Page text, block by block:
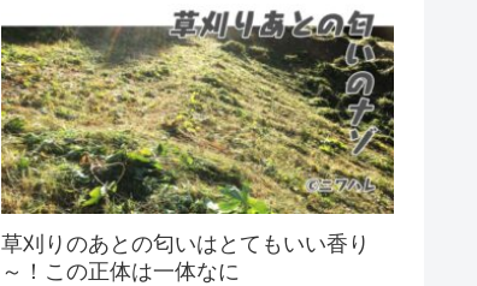
草刈りのあとの匂いはとてもいい香り
～！この正体は一体なに